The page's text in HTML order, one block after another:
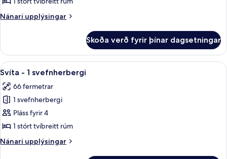
1
svefnherbergi
Roll-
In
Shower)
Nánari upplýsingar
Nánari
-
svefnherbergi
Roll-
In
Skoða verð fyrir þínar dagsetningar
Skoða
allar
myndir
fyrir
Svíta
-
1
svefnherbergi
Rúmföt af bestu gerð, dúnsængur,
7
Svíta - 1 svefnherbergi
66 fermetrar
1 svefnherbergi
Pláss fyrir 4
1 stórt tvíbreitt rúm
Nánari upplýsingar
Nánari